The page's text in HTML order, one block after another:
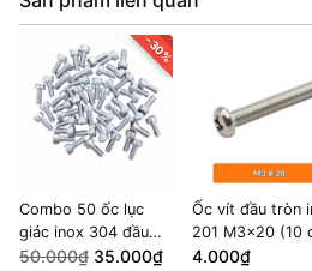
-30%
Combo 50 ốc lục
giác inox 304 đầu
tròn M4x10
50.000₫ 35.000₫
Ốc vít đầu tròn
201 M3x20 (10
4.000₫